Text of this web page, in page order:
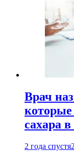
Врач
сахара
2 года спустя